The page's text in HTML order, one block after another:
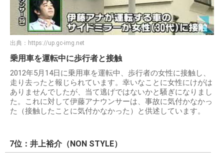
出典： https://up.gc-img.net
乗用車を運転中に歩行者と接触
2012年5月14日に乗用車を運転中、歩行者の女性に接触し、
走り去ったと報じられています。幸いなことに女性にけがは
ありませんでしたが、当て逃げではないかと騒ぎになりまし
た。これに対して伊藤アナウンサーは、事故に気付かなかっ
た（接触したことに気付かなかった）と供述しています。
7位：井上裕介（NON STYLE）